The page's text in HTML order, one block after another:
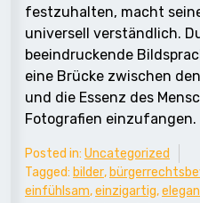
festzuhalten, macht
universell verständlich.
beeindruckende
eine Brücke zwischen
und die Essenz des
Fotografien einzufangen.
Posted in: Uncategorized
Tagged: bilder,
einfühlsam,einzigartig,